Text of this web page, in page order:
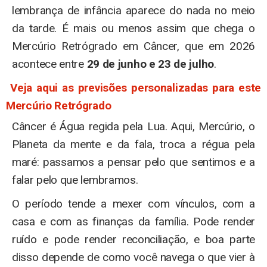
lembrança de infância aparece do nada no meio
da tarde. É mais ou menos assim que chega o
Mercúrio Retrógrado em Câncer, que em 2026
acontece entre 29 de junho e 23 de julho.
Veja aqui as previsões personalizadas para este
Mercúrio Retrógrado
Câncer é Água regida pela Lua. Aqui, Mercúrio, o
Planeta da mente e da fala, troca a régua pela
maré: passamos a pensar pelo que sentimos e a
falar pelo que lembramos.
O período tende a mexer com vínculos, com a
casa e com as finanças da família. Pode render
ruído e pode render reconciliação, e boa parte
disso depende de como você navega o que vier à